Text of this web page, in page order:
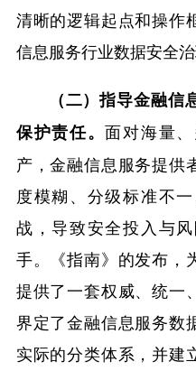
清晰的逻辑起点和操作
信息服务行业数据安全治
（二）指导金融
保护责任。面对海量
产，金融信息服务提供
度模糊、分级标准不
战，导致安全投入与
手。《指南》的发布，
提供了一套权威、统一
界定了金融信息服务数
实际的分类体系，并建